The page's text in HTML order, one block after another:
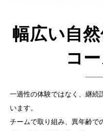
幅広い自
コ
一過性の体験ではなく、継続
います。
チームで取り組み、異年齢で